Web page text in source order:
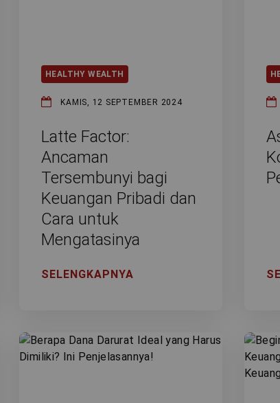
HEALTHY WEALTH
KAMIS, 12 SEPTEMBER 2024
Latte Factor:
Ancaman
Tersembunyi bagi
Keuangan Pribadi dan
Cara untuk
Mengatasinya
SELENGKAPNYA
Website Cookies
Kami menggunakan cookie untuk